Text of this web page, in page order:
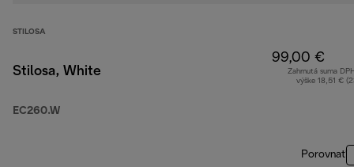
STILOSA
Stilosa, White
EC260.W
99,00 €
Zahrnutá suma
výške 18,51 €
Porovnať